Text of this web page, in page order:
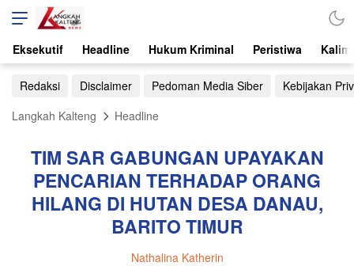
Eksekutif Headline Hukum Kriminal Peristiwa
Redaksi Disclaimer Pedoman Media Siber
Kebijakan
Langkah Kalteng
Headline
TIM SAR GABUNGAN UPAYAKAN
PENCARIAN TERHADAP ORANG
HILANG DI HUTAN DESA DANAU,
BARITO TIMUR
Nathalina Katherin